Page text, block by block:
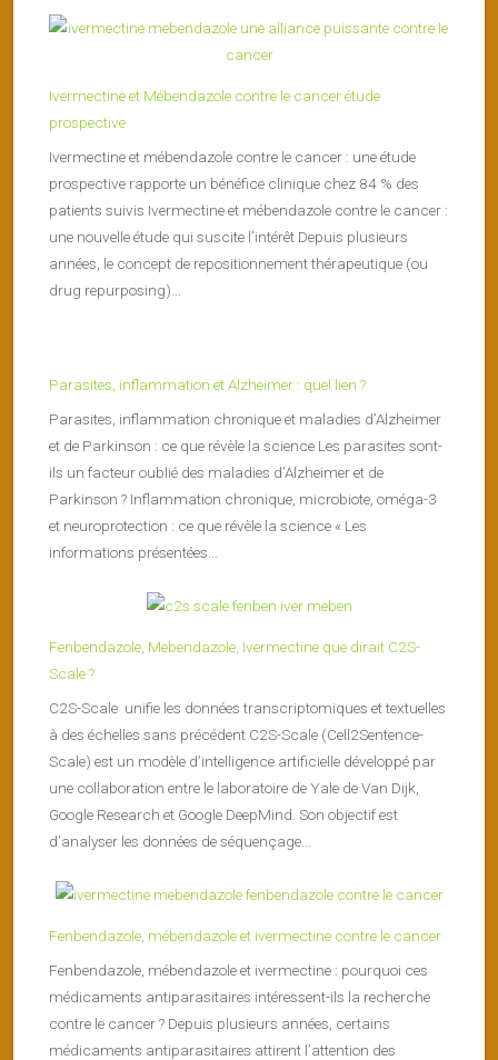
Ivermectine et Mébendazole contre le cancer étude
prospective
Ivermectine et mébendazole contre le cancer : une étude
prospective rapporte un bénéfice clinique chez 84 % des
patients suivis Ivermectine et mébendazole contre le cancer :
une nouvelle étude qui suscite l’intérêt Depuis plusieurs
années, le concept de repositionnement thérapeutique (ou
drug repurposing)...
Parasites, inflammation et Alzheimer : quel lien ?
Parasites, inflammation chronique et maladies d’Alzheimer
et de Parkinson : ce que révèle la science Les parasites sont-
ils un facteur oublié des maladies d’Alzheimer et de
Parkinson ? Inflammation chronique, microbiote, oméga-3
et neuroprotection : ce que révèle la science « Les
informations présentées...
Fenbendazole, Mebendazole, Ivermectine que dirait C2S-
Scale ?
C2S-Scale unifie les données transcriptomiques et textuelles
à des échelles sans précédent C2S-Scale (Cell2Sentence-
Scale) est un modèle d’intelligence artificielle développé par
une collaboration entre le laboratoire de Yale de Van Dijk,
Google Research et Google DeepMind. Son objectif est
d’analyser les données de séquençage...
Fenbendazole, mébendazole et ivermectine contre le cancer
Fenbendazole, mébendazole et ivermectine : pourquoi ces
médicaments antiparasitaires intéressent-ils la recherche
contre le cancer ? Depuis plusieurs années, certains
médicaments antiparasitaires attirent l’attention des